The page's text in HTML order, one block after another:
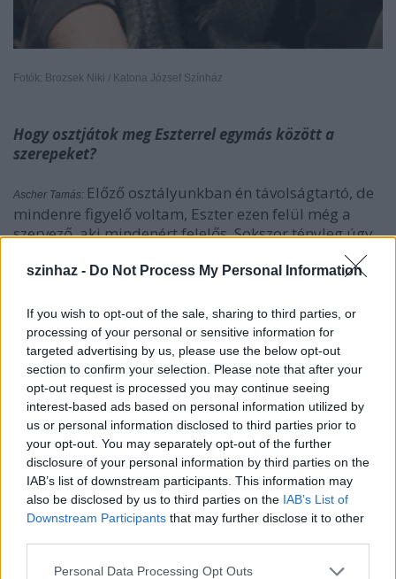
szinhaz - Do Not Process My Personal Information
If you wish to opt-out of the sale, sharing to third parties, or
processing of your personal or sensitive information for
targeted advertising by us, please use the below opt-out
section to confirm your selection. Please note that after your
opt-out request is processed you may continue seeing
interest-based ads based on personal information utilized by
us or personal information disclosed to third parties prior to
your opt-out. You may separately opt-out of the further
disclosure of your personal information by third parties on the
IAB’s list of downstream participants. This information may
also be disclosed by us to third parties on the IAB’s List of
Downstream Participants that may further disclose it to other
Please note that this website/app uses one or more Google
Personal Data Processing Opt Outs
Fotók: Brozsek Niki / Katona József Színház
Hogy osztjátok meg Eszterrel egymás között a
szerepeket?
Ascher Tamás: Előző osztályunkban én távolságtartó, de
mindenre figyelő voltam, Eszter ezen felül még a
szervező, aki mindenért felelős. Sokszor tényleg úgy
lép fel, mint egy jó anya, aki a rendetlen osztályt és
a többfelé elfoglalt osztályfőnököt is kézben tartja.
megfogalmazások kedvelője vagyok. Persze
a kritikában ő is erős, de a szeretetben is, és ritka jól
főz. Odaadóan vendéglátó típus, ő az összetartó erő,
a különleges alkalmak főnöke. Abban egyébként
hasonlítunk, hogy lelkesedni és rajogani tudunk
a tanítványainkért.
A rajongásotok milyen formában nyilvánul meg?
Ascher Tamás: A kíváncsiságunk a bizonyíték. Érdekeltek
vagyunk abban, hogyan alakul a hallgatók
személyisége. Igényesek próbálunk maradni
abban, ahogy a diákjaink tudását, érzékenységét,
fogékonyságát, empátiára való képességét